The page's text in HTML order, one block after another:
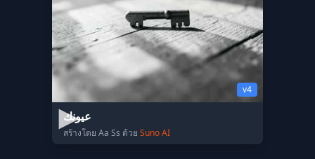
v4
عيونك
สร้างโดย Aa Ss ด้วย Suno AI